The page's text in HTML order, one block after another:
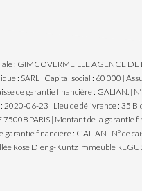
: GIMCOVERMEILLE AGENCE DE
: SARL | Capital social : 60 000 |
de garantie financière : GALIAN. |
06-23 | Lieu de délivrance : 35
PARIS | Montant de la garantie
financière : GALIAN | N° de
Rose Dieng-Kuntz Immeuble